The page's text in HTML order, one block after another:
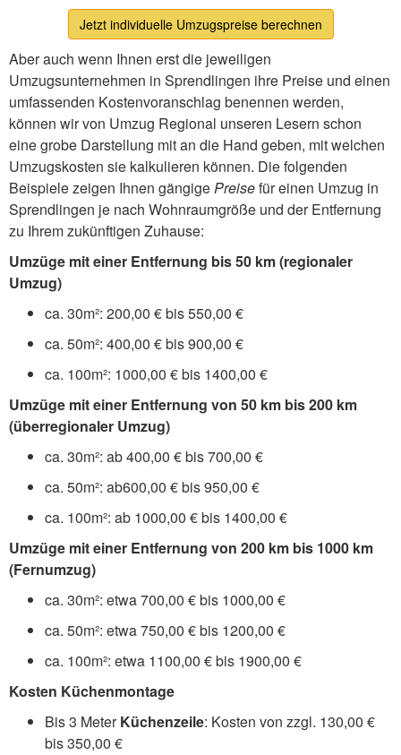
Jetzt individuelle Umzugspreise berechnen
Aber auch wenn Ihnen erst die jeweiligen
Umzugsunternehmen in Sprendlingen ihre Preise und einen
umfassenden Kostenvoranschlag benennen werden,
können wir von Umzug Regional unseren Lesern schon
eine grobe Darstellung mit an die Hand geben, mit welchen
Umzugskosten sie kalkulieren können. Die folgenden
Beispiele zeigen Ihnen gängigePreisefür einen Umzug in
Sprendlingen je nach Wohnraumgröße und der Entfernung
zu Ihrem zukünftigen Zuhause:
Umzüge mit einer Entfernung bis 50 km (regionaler
Umzug)
ca. 30m²: 200,00 € bis 550,00 €
ca. 50m²: 400,00 € bis 900,00 €
ca. 100m²: 1000,00 € bis 1400,00 €
Umzüge mit einer Entfernung von 50 km bis 200 km
(überregionaler Umzug)
ca. 30m²: ab 400,00 € bis 700,00 €
ca. 50m²: ab600,00 € bis 950,00 €
ca. 100m²: ab 1000,00 € bis 1400,00 €
Umzüge mit einer Entfernung von 200 km bis 1000 km
(Fernumzug)
ca. 30m²: etwa 700,00 € bis 1000,00 €
ca. 50m²: etwa 750,00 € bis 1200,00 €
ca. 100m²: etwa 1100,00 € bis 1900,00 €
Kosten Küchenmontage
Bis 3 MeterKüchenzeile: Kosten von zzgl. 130,00 €
bis 350,00 €